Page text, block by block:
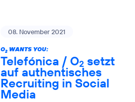
08. November 2021
O2WANTS YOU:
Telefónica / O2 setzt
auf authentisches
Recruiting in Social
Media